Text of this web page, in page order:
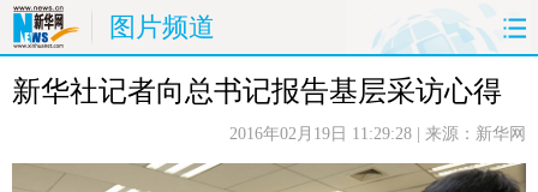
图片频道
首页 时政 国际 财经
新华社记者向总书记报告基层采访心得
2016年02月19日 11:29:28 | 来源：新华网